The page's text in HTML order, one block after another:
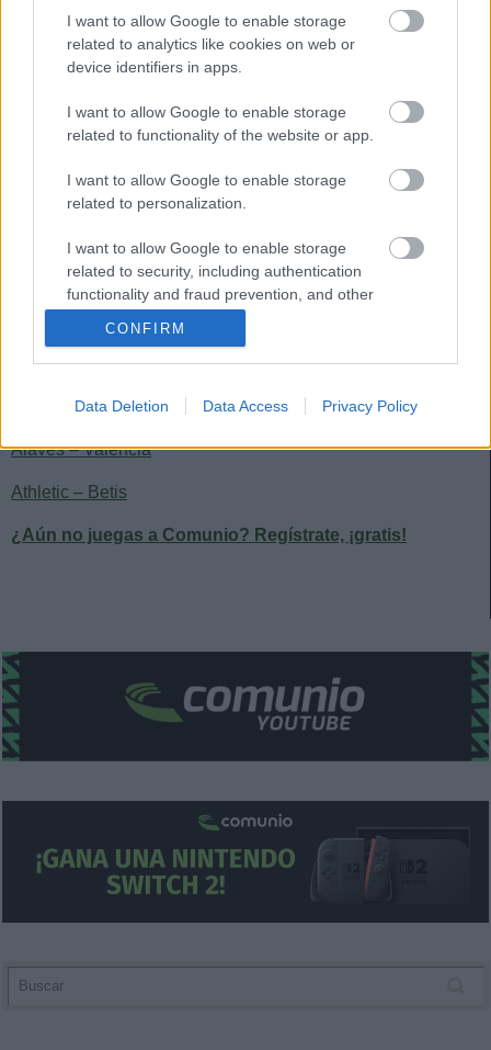
I want to allow Google to enable storage
related to analytics like cookies on web or
device identifiers in apps.
I want to allow Google to enable storage
related to functionality of the website or app.
I want to allow Google to enable storage
related to personalization.
I want to allow Google to enable storage
related to security, including authentication
functionality and fraud prevention, and other
CONFIRM
Data Deletion Data Access Privacy Policy
Cambios en la alineación:
Dembélé ocupará el lugar del
lesionado Ansu Fati. Pjanic suplirá a Busquets. Coutinho
está recuperado y amenaza la titularidad de Pedri.
Osasuna – Huesca
Atlético – Barcelona
Eibar – Getafe
Cádiz – Real Sociedad
Granada – Valladolid
Alavés – Valencia
Athletic – Betis
¿Aún no juegas a Comunio? Regístrate, ¡gratis!